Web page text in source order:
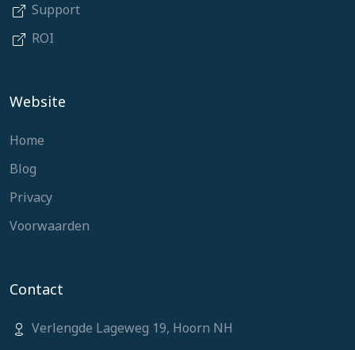
Support
ROI
Website
Home
Blog
Privacy
Voorwaarden
Contact
Verlengde Lageweg 19, Hoorn NH